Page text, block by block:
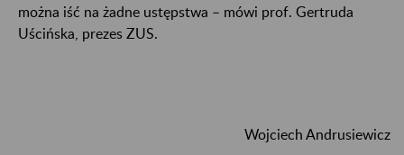
można iść na żadne ustępstwa – mówi prof. Gertruda
Uścińska, prezes ZUS.
Wojciech Andrusiewicz